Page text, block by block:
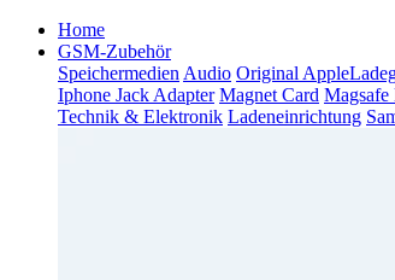
Home
GSM-Zubehör
Speichermedien Audio Original Apple
Iphone Jack Adapter Magnet Card Magsafe
Technik & Elektronik Ladeneinrichtung